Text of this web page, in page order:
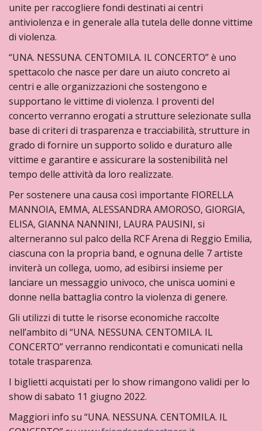
unite per raccogliere fondi destinati ai centri
antiviolenza e in generale alla tutela delle donne vittime
di violenza.
“UNA. NESSUNA. CENTOMILA. IL CONCERTO” è uno
spettacolo che nasce per dare un aiuto concreto ai
centri e alle organizzazioni che sostengono e
supportano le vittime di violenza. I proventi del
concerto verranno erogati a strutture selezionate sulla
base di criteri di trasparenza e tracciabilità, strutture in
grado di fornire un supporto solido e duraturo alle
vittime e garantire e assicurare la sostenibilità nel
tempo delle attività da loro realizzate.
Per sostenere una causa così importante FIORELLA
MANNOIA, EMMA, ALESSANDRA AMOROSO, GIORGIA,
ELISA, GIANNA NANNINI, LAURA PAUSINI, si
alterneranno sul palco della RCF Arena di Reggio Emilia,
ciascuna con la propria band, e ognuna delle 7 artiste
inviterà un collega, uomo, ad esibirsi insieme per
lanciare un messaggio univoco, che unisca uomini e
donne nella battaglia contro la violenza di genere.
Gli utilizzi di tutte le risorse economiche raccolte
nell’ambito di “UNA. NESSUNA. CENTOMILA. IL
CONCERTO” verranno rendicontati e comunicati nella
totale trasparenza.
I biglietti acquistati per lo show rimangono validi per lo
show di sabato 11 giugno 2022.
Maggiori info su “UNA. NESSUNA. CENTOMILA. IL